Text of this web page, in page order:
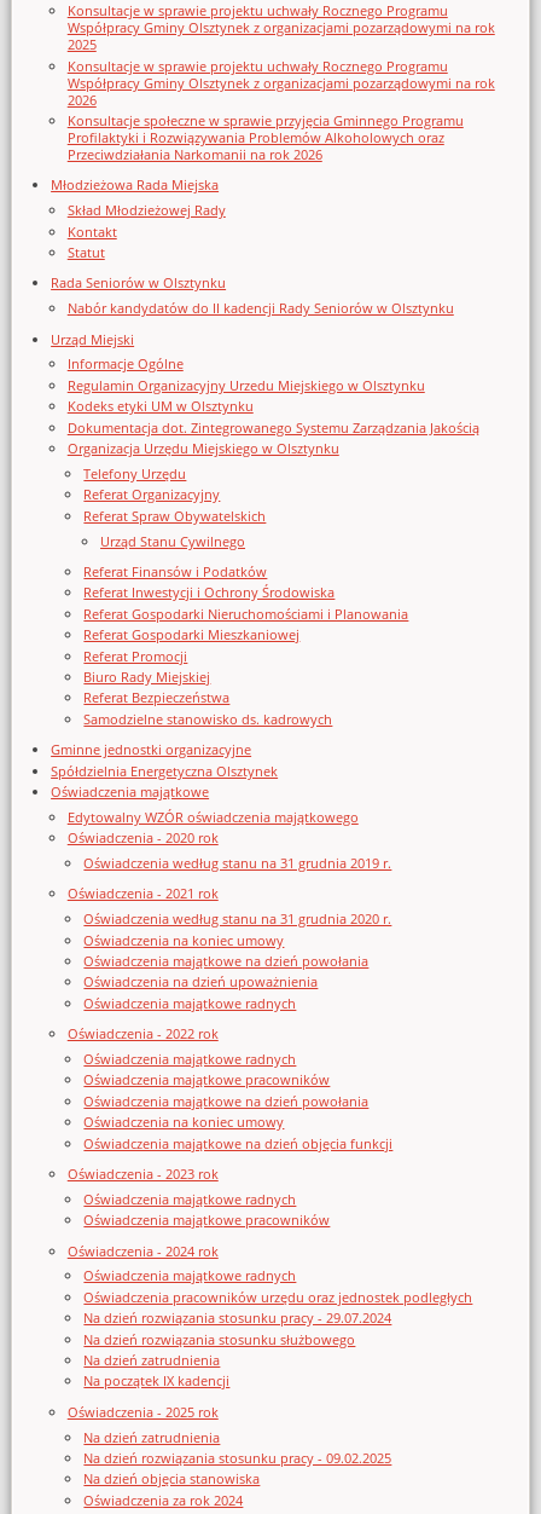
Konsultacje w sprawie projektu uchwały Rocznego Programu
Współpracy Gminy Olsztynek z organizacjami pozarządowymi na rok
2025
Konsultacje w sprawie projektu uchwały Rocznego Programu
Współpracy Gminy Olsztynek z organizacjami pozarządowymi na rok
2026
Konsultacje społeczne w sprawie przyjęcia Gminnego Programu
Profilaktyki i Rozwiązywania Problemów Alkoholowych oraz
Przeciwdziałania Narkomanii na rok 2026
Młodzieżowa Rada Miejska
Skład Młodzieżowej Rady
Kontakt
Statut
Rada Seniorów w Olsztynku
Nabór kandydatów do II kadencji Rady Seniorów w Olsztynku
Urząd Miejski
Informacje Ogólne
Regulamin Organizacyjny Urzedu Miejskiego w Olsztynku
Kodeks etyki UM w Olsztynku
Dokumentacja dot. Zintegrowanego Systemu Zarządzania Jakością
Organizacja Urzędu Miejskiego w Olsztynku
Telefony Urzędu
Referat Organizacyjny
Referat Spraw Obywatelskich
Urząd Stanu Cywilnego
Referat Finansów i Podatków
Referat Inwestycji i Ochrony Środowiska
Referat Gospodarki Nieruchomościami i Planowania
Referat Gospodarki Mieszkaniowej
Referat Promocji
Biuro Rady Miejskiej
Referat Bezpieczeństwa
Samodzielne stanowisko ds. kadrowych
Gminne jednostki organizacyjne
Spółdzielnia Energetyczna Olsztynek
Oświadczenia majątkowe
Edytowalny WZÓR oświadczenia majątkowego
Oświadczenia - 2020 rok
Oświadczenia według stanu na 31 grudnia 2019 r.
Oświadczenia - 2021 rok
Oświadczenia według stanu na 31 grudnia 2020 r.
Oświadczenia na koniec umowy
Oświadczenia majątkowe na dzień powołania
Oświadczenia na dzień upoważnienia
Oświadczenia majątkowe radnych
Oświadczenia - 2022 rok
Oświadczenia majątkowe radnych
Oświadczenia majątkowe pracowników
Oświadczenia majątkowe na dzień powołania
Oświadczenia na koniec umowy
Oświadczenia majątkowe na dzień objęcia funkcji
Oświadczenia - 2023 rok
Oświadczenia majątkowe radnych
Oświadczenia majątkowe pracowników
Oświadczenia - 2024 rok
Oświadczenia majątkowe radnych
Oświadczenia pracowników urzędu oraz jednostek podległych
Na dzień rozwiązania stosunku pracy - 29.07.2024
Na dzień rozwiązania stosunku służbowego
Na dzień zatrudnienia
Na początek IX kadencji
Oświadczenia - 2025 rok
Na dzień zatrudnienia
Na dzień rozwiązania stosunku pracy - 09.02.2025
Na dzień objęcia stanowiska
Oświadczenia za rok 2024